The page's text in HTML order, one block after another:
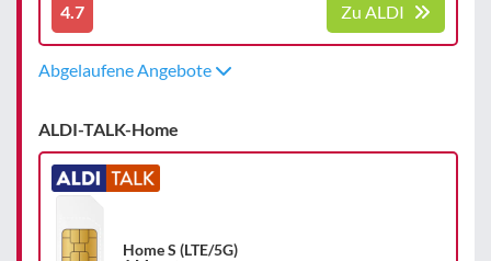
4.7 Zu ALDI
Abgelaufene Angebote
ALDI-TALK-Home
Home S (LTE/5G)